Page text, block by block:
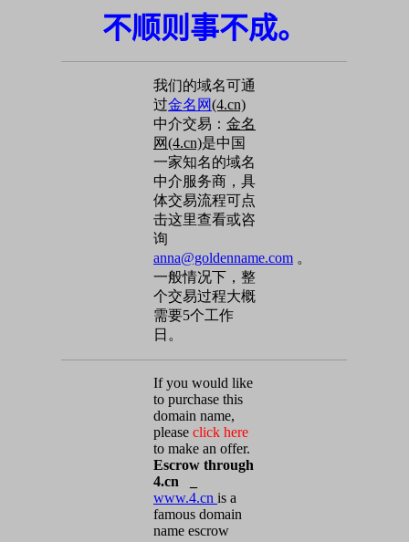
不顺则事不成。
我们的域名可通
过金名网(4.cn)
中介交易： 金名
网(4.cn)是中国
一家知名的域名
中介服务商，具
体交易流程可点
击这里查看或咨
询
anna@goldenname.com 。
一般情况下，整
个交易过程大概
需要5个工作
日。
If you would like
to purchase this
domain name,
please click here
to make an offer.
Escrow through
4.cn _
www.4.cn is a
famous domain
name escrow